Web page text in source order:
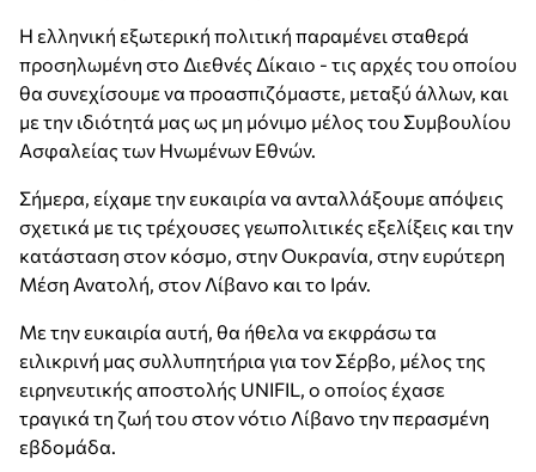
Η ελληνική εξωτερική πολιτική παραμένει σταθερά
προσηλωμένη στο Διεθνές Δίκαιο - τις αρχές του οποίου
θα συνεχίσουμε να προασπιζόμαστε, μεταξύ άλλων, και
με την ιδιότητά μας ως μη μόνιμο μέλος του Συμβουλίου
Ασφαλείας των Ηνωμένων Εθνών.
Σήμερα, είχαμε την ευκαιρία να ανταλλάξουμε απόψεις
σχετικά με τις τρέχουσες γεωπολιτικές εξελίξεις και την
κατάσταση στον κόσμο, στην Ουκρανία, στην ευρύτερη
Μέση Ανατολή, στον Λίβανο και το Ιράν.
Με την ευκαιρία αυτή, θα ήθελα να εκφράσω τα
ειλικρινή μας συλλυπητήρια για τον Σέρβο, μέλος της
ειρηνευτικής αποστολής UNIFIL, ο οποίος έχασε
τραγικά τη ζωή του στον νότιο Λίβανο την περασμένη
εβδομάδα.